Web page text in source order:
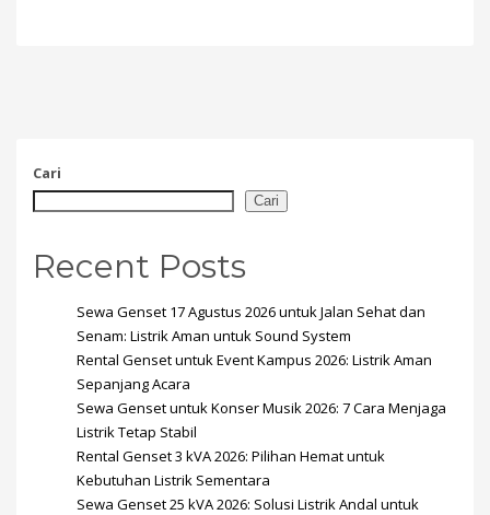
Cari
Cari
Recent Posts
Sewa Genset 17 Agustus 2026 untuk Jalan Sehat dan
Senam: Listrik Aman untuk Sound System
Rental Genset untuk Event Kampus 2026: Listrik Aman
Sepanjang Acara
Sewa Genset untuk Konser Musik 2026: 7 Cara Menjaga
Listrik Tetap Stabil
Rental Genset 3 kVA 2026: Pilihan Hemat untuk
Kebutuhan Listrik Sementara
Sewa Genset 25 kVA 2026: Solusi Listrik Andal untuk